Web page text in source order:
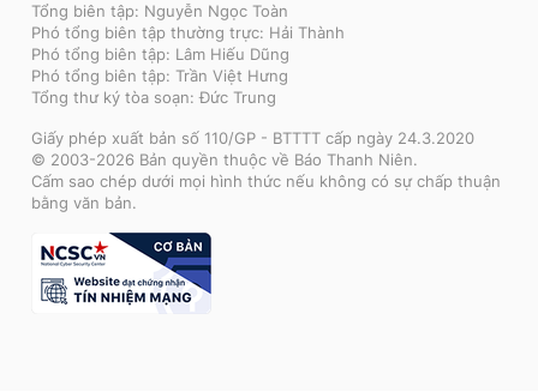
Tổng biên tập: Nguyễn Ngọc Toàn
Phó tổng biên tập thường trực: Hải Thành
Phó tổng biên tập: Lâm Hiếu Dũng
Phó tổng biên tập: Trần Việt Hưng
Tổng thư ký tòa soạn: Đức Trung
Giấy phép xuất bản số 110/GP - BTTTT cấp ngày 24.3.2020
© 2003-2026 Bản quyền thuộc về Báo Thanh Niên.
Cấm sao chép dưới mọi hình thức nếu không có sự chấp thuận
bằng văn bản.